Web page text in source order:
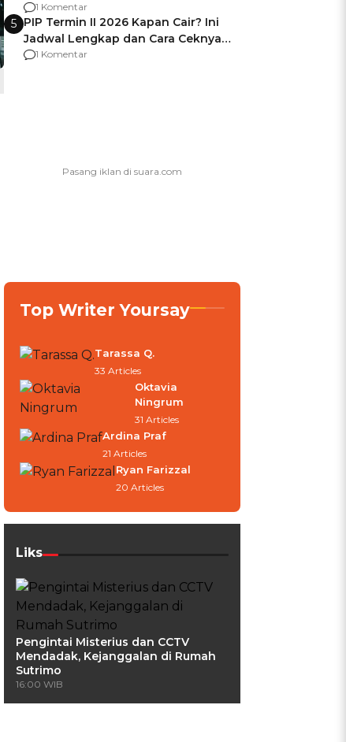
Berencana Pakai Jimat di Pakansari
1 Komentar
5 PIP Termin II 2026 Kapan Cair? Ini
Jadwal Lengkap dan Cara Ceknya
agar Dana Tidak Hangus!
1 Komentar
Top Writer Yoursay
Tarassa Q.
33 Articles
Oktavia
Ningrum
31 Articles
Ardina Praf
21 Articles
Ryan Farizzal
20 Articles
Liks
Pengintai Misterius dan CCTV
Mendadak, Kejanggalan di Rumah
Sutrimo
16:00 WIB